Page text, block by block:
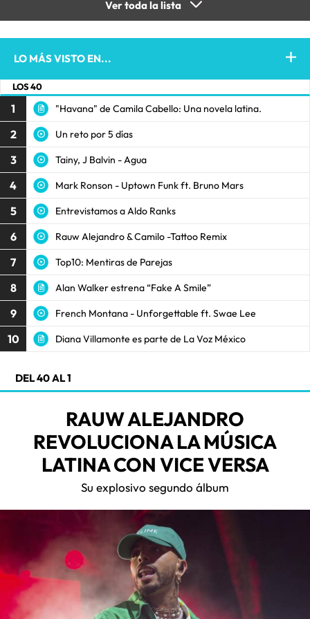
Ver toda la lista
LO MÁS VISTO EN...
LOS 40
1 "Havana" de Camila Cabello: Una novela latina.
2 Un reto por 5 días
3 Tainy, J Balvin - Agua
4 Mark Ronson - Uptown Funk ft. Bruno Mars
5 Entrevistamos a Aldo Ranks
6 Rauw Alejandro & Camilo -Tattoo Remix
7 Top10: Mentiras de Parejas
8 Alan Walker estrena “Fake A Smile”
9 French Montana - Unforgettable ft. Swae Lee
10 Diana Villamonte es parte de La Voz México
DEL 40 AL 1
RAUW ALEJANDRO
REVOLUCIONA LA MÚSICA
LATINA CON VICE VERSA
Su explosivo segundo álbum